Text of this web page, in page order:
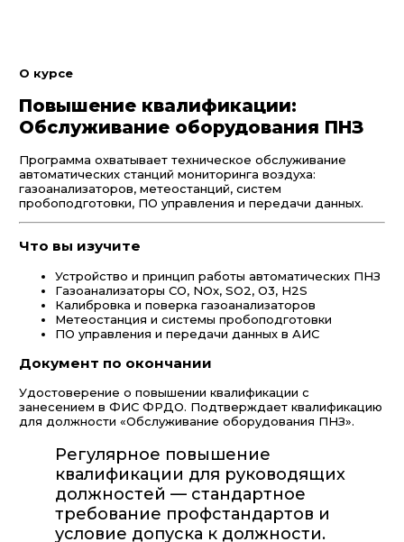
О курсе
Повышение квалификации:
Обслуживание оборудования ПНЗ
Программа охватывает техническое обслуживание
автоматических станций мониторинга воздуха:
газоанализаторов, метеостанций, систем
пробоподготовки, ПО управления и передачи данных.
Что вы изучите
Устройство и принцип работы автоматических ПНЗ
Газоанализаторы СО, NOx, SO2, O3, H2S
Калибровка и поверка газоанализаторов
Метеостанция и системы пробоподготовки
ПО управления и передачи данных в АИС
Документ по окончании
Удостоверение о повышении квалификации с
занесением в ФИС ФРДО. Подтверждает квалификацию
для должности «Обслуживание оборудования ПНЗ».
Регулярное повышение
квалификации для руководящих
должностей — стандартное
требование профстандартов и
условие допуска к должности.